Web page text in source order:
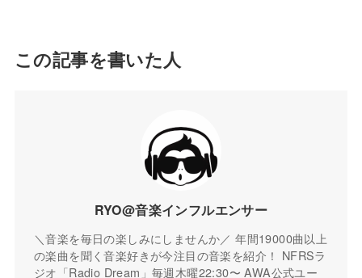
この記事を書いた人
RYO@音楽インフルエンサー
＼音楽を毎日の楽しみにしませんか／ 年間19000曲以上
の楽曲を聞く音楽好きが今注目の音楽を紹介！ NFRSラ
ジオ「Radio Dream」毎週木曜22:30〜 AWA公式ユー